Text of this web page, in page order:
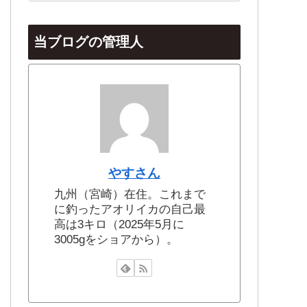
当ブログの管理人
やすさん
九州（宮崎）在住。これまで
に釣ったアオリイカの自己最
高は3キロ（2025年5月に
3005gをショアから）。